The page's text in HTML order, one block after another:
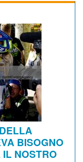
BISOGNO
NOSTRO